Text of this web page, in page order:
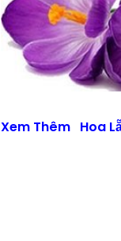
Xem Thêm Hoa